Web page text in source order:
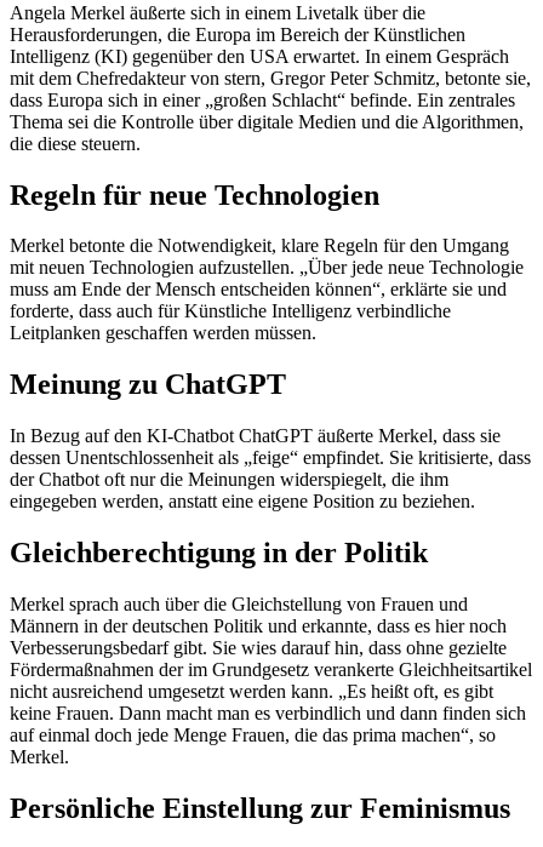
Angela Merkel äußerte sich in einem Livetalk über die
Herausforderungen, die Europa im Bereich der Künstlichen
Intelligenz (KI) gegenüber den USA erwartet. In einem Gespräch
mit dem Chefredakteur von stern, Gregor Peter Schmitz, betonte sie,
dass Europa sich in einer „großen Schlacht“ befinde. Ein zentrales
Thema sei die Kontrolle über digitale Medien und die Algorithmen,
die diese steuern.
Regeln für neue Technologien
Merkel betonte die Notwendigkeit, klare Regeln für den Umgang
mit neuen Technologien aufzustellen. „Über jede neue Technologie
muss am Ende der Mensch entscheiden können“, erklärte sie und
forderte, dass auch für Künstliche Intelligenz verbindliche
Leitplanken geschaffen werden müssen.
Meinung zu ChatGPT
In Bezug auf den KI-Chatbot ChatGPT äußerte Merkel, dass sie
dessen Unentschlossenheit als „feige“ empfindet. Sie kritisierte, dass
der Chatbot oft nur die Meinungen widerspiegelt, die ihm
eingegeben werden, anstatt eine eigene Position zu beziehen.
Gleichberechtigung in der Politik
Merkel sprach auch über die Gleichstellung von Frauen und
Männern in der deutschen Politik und erkannte, dass es hier noch
Verbesserungsbedarf gibt. Sie wies darauf hin, dass ohne gezielte
Fördermaßnahmen der im Grundgesetz verankerte Gleichheitsartikel
nicht ausreichend umgesetzt werden kann. „Es heißt oft, es gibt
keine Frauen. Dann macht man es verbindlich und dann finden sich
auf einmal doch jede Menge Frauen, die das prima machen“, so
Merkel.
Persönliche Einstellung zur Feminismus